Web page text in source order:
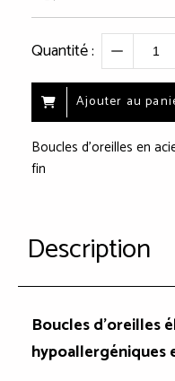
Quantité :
Ajouter au
Boucles d'oreilles en
fin
Description
Boucles d'oreilles